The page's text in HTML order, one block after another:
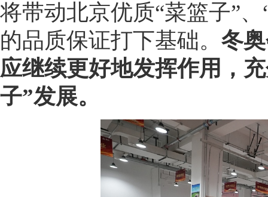
将带动北京优质“菜篮子”
的品质保证打下基础。 冬
应继续更好地发挥作用，
子”发展。